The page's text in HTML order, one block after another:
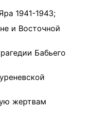
1941-1943;
и Восточной
Бабьего
жертвам